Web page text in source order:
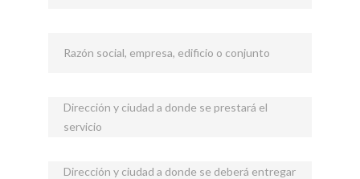
Razón social, empresa, edificio o conjunto
Dirección y ciudad a donde se prestará el
servicio
Dirección y ciudad a donde se deberá entregar